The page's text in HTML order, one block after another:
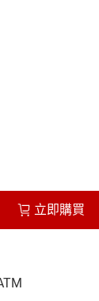
立即購買